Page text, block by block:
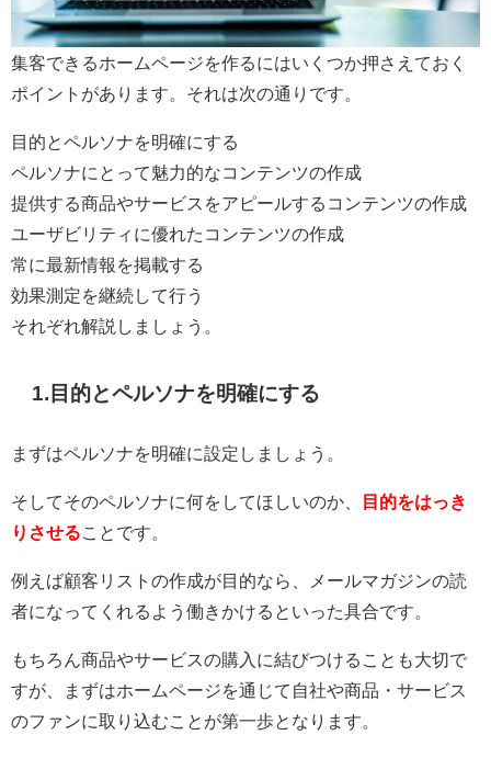
集客できるホームページを作るにはいくつか押さえておく
ポイントがあります。それは次の通りです。
目的とペルソナを明確にする
ペルソナにとって魅力的なコンテンツの作成
提供する商品やサービスをアピールするコンテンツの作成
ユーザビリティに優れたコンテンツの作成
常に最新情報を掲載する
効果測定を継続して行う
それぞれ解説しましょう。
1.目的とペルソナを明確にする
まずはペルソナを明確に設定しましょう。
そしてそのペルソナに何をしてほしいのか、
目的をはっき
りさせる ことです。
例えば顧客リストの作成が目的なら、メールマガジンの読
者になってくれるよう働きかけるといった具合です。
もちろん商品やサービスの購入に結びつけることも大切で
すが、まずはホームページを通じて自社や商品・サービス
のファンに取り込むことが第一歩となります。